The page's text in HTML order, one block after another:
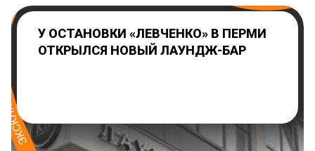
У ОСТАНОВКИ «ЛЕВЧЕНКО» В ПЕРМИ
ОТКРЫЛСЯ НОВЫЙ ЛАУНДЖ-БАР